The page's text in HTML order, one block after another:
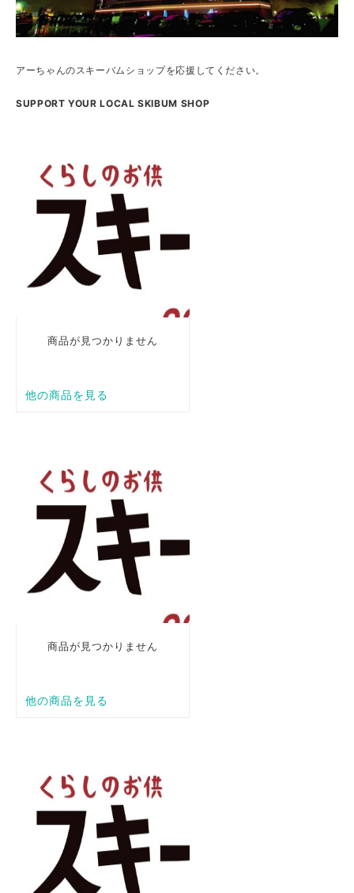
アーちゃんのスキーバムショップを応援してください。
SUPPORT YOUR LOCAL SKIBUM SHOP